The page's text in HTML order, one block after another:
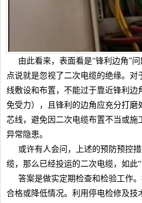
由此看来，表面看是“锋利边角”问
点说就是忽视了二次电缆的绝缘。
线敷设和布置，不能过于靠近锋利边
免受力），且锋利的边角应充分打磨
芯线，避免因二次电缆布置不当或施
异常隐患。
或许有人会问，上述的预防预控措
缆，那么已经投运的二次电缆，如此
答案是做实定期检查和检验工作
合格或降低情况。利用停电检修及技